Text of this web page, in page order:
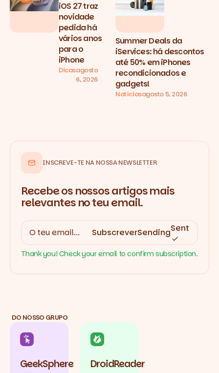
iOS 27 traz
novidade
pedida há
vários anos
para o
iPhone
Dicasagosto
6, 2026
Summer Deals da
iServices: há descontos
até 50% em iPhones
recondicionados e
gadgets!
Notíciasagosto 5, 2026
INSCREVE-TE NA NOSSA NEWSLETTER
Recebe os nossos artigos mais
relevantes no teu email.
SubscreverSendingSent
Thank you! Check your email to confirm subscription.
DO NOSSO GRUPO
GeekSphere DroidReader